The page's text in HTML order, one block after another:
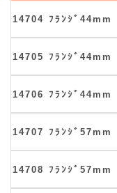
14704 ﾌﾗﾝｼﾞ44mm
14705 ﾌﾗﾝｼﾞ44mm
14706 ﾌﾗﾝｼﾞ44mm
14707 ﾌﾗﾝｼﾞ57mm
14708 ﾌﾗﾝｼﾞ57mm